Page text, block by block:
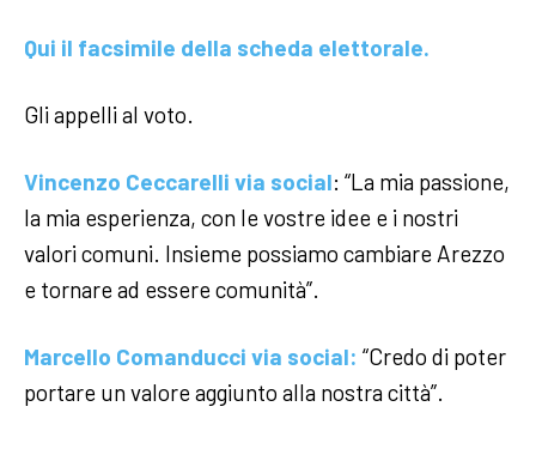
Qui il facsimile della scheda elettorale.
Gli appelli al voto.
Vincenzo Ceccarelli via social: “La mia passione,
la mia esperienza, con le vostre idee e i nostri
valori comuni. Insieme possiamo cambiare Arezzo
e tornare ad essere comunità”.
Marcello Comanducci via social: “Credo di poter
portare un valore aggiunto alla nostra città”.